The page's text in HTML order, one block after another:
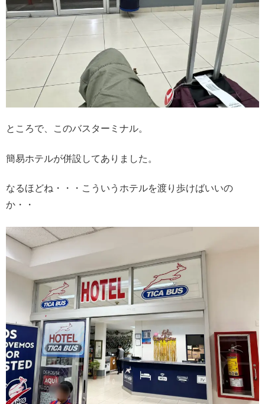
ところで、このバスターミナル。
簡易ホテルが併設してありました。
なるほどね・・・こういうホテルを渡り歩けばいいの
か・・